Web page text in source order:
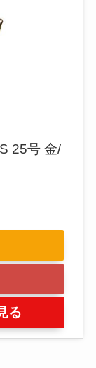
25号 金/
る